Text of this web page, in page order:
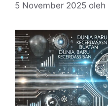
5 November 2025 oleh